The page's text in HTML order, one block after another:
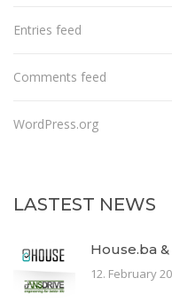
Entries feed
Comments feed
WordPress.org
LASTEST NEWS
House.ba
12. February